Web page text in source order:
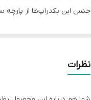
جنس این بکدراپ‌ها از پارچه
حس تازگی به محیط اطراف‌تان
اگر به دنبال هدیه‌ای خاص،
نظرات